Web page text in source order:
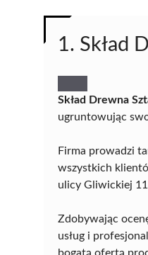
1. Skład
Skład Drewna
ugruntowując
Firma prowadzi
wszystkich
ulicy Gliwickiej
Zdobywając
usług i
bogatą ofertą